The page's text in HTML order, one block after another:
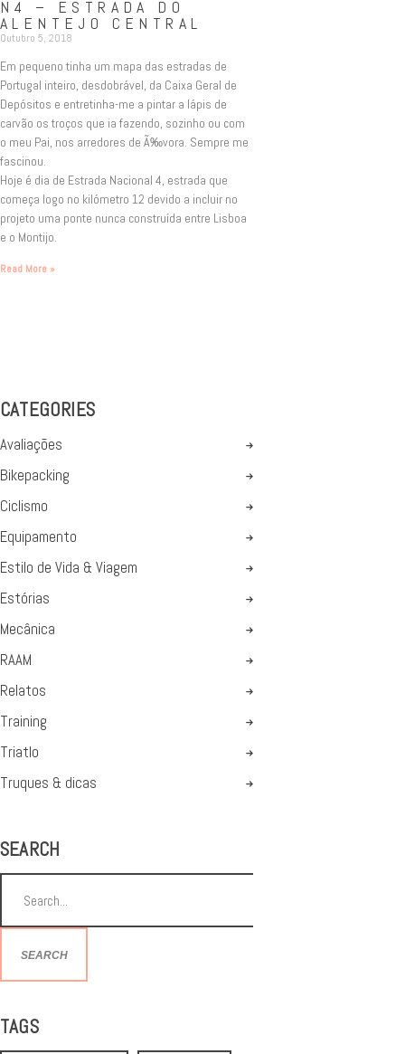
N4 – ESTRADA DO
ALENTEJO CENTRAL
Outubro 5, 2018
Em pequeno tinha um mapa das estradas de
Portugal inteiro, desdobrável, da Caixa Geral de
Depósitos e entretinha-me a pintar a lápis de
carvão os troços que ia fazendo, sozinho ou com
o meu Pai, nos arredores de Ã‰vora. Sempre me
fascinou.
Hoje é dia de Estrada Nacional 4, estrada que
começa logo no kilómetro 12 devido a incluir no
projeto uma ponte nunca construída entre Lisboa
e o Montijo.
Read More »
CATEGORIES
Avaliações
Bikepacking
Ciclismo
Equipamento
Estilo de Vida & Viagem
Estórias
Mecânica
RAAM
Relatos
Training
Triatlo
Truques & dicas
SEARCH
SEARCH
TAGS